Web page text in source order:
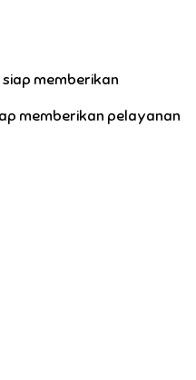
memberikan pelayanan